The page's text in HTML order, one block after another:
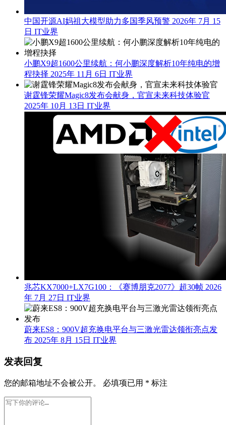
中国开源AI妈祖大模型助力多国季风预警 2026年 7月 15
日 IT业界
小鹏X9超1600公里续航：何小鹏深度解析10年纯电的增
程抉择 2025年 11月 6日 IT业界
谢霆锋荣耀Magic8发布会献身，官宣未来科技体验官
2025年 10月 13日 IT业界
兆芯KX7000+LX7G100：《赛博朋克2077》超30帧 2026
年 7月 27日 IT业界
蔚来ES8：900V超充换电平台与三激光雷达领衔亮点发
布 2025年 8月 15日 IT业界
发表回复
您的邮箱地址不会被公开。 必填项已用 * 标注